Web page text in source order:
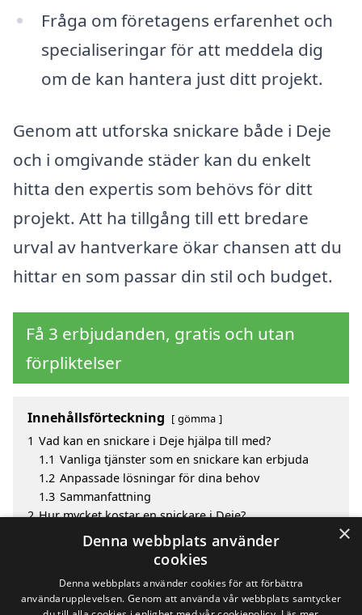
Fråga om företagens erfarenhet och
specialiseringar för att meddela dig
om de kan hantera just ditt projekt.
Genom att utforska snickare både i Deje
och i omgivande städer kan du enkelt
hitta den expertis som behövs för ditt
projekt. Att ha tillgång till ett bredare
urval av hantverkare ökar chansen att du
hittar en som passar din stil och budget.
Få 3 erbjudanden, gratis och utan
förpliktelser
Innehållsförteckning gömma
1 Vad kan en snickare i Deje hjälpa till med?
1.1 Vanliga tjänster som en snickare kan erbjuda
1.2 Anpassade lösningar för dina behov
1.3 Sammanfattning
2 Hur mycket kostar en snickare i Deje?
Fördelar med att välja snickare i Deje
Sök efter en skicklig snickare i de omgivande
×
Denna webbplats använder
cookies
Denna webbplats använder cookies för att förbättra
användarupplevelsen. Genom att använda vår webbplats samtycker